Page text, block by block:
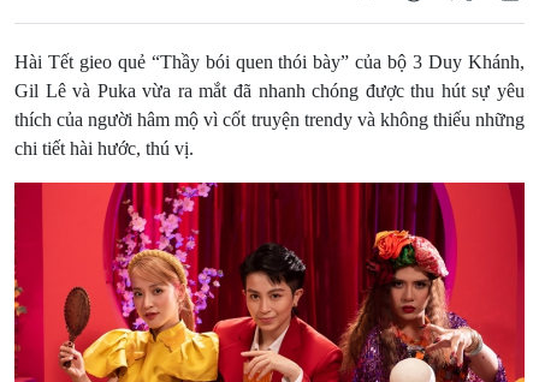
Hài Tết gieo quẻ “Thầy bói quen thói bày” của bộ 3 Duy Khánh,
Gil Lê và Puka vừa ra mắt đã nhanh chóng được thu hút sự yêu
thích của người hâm mộ vì cốt truyện trendy và không thiếu những
chi tiết hài hước, thú vị.